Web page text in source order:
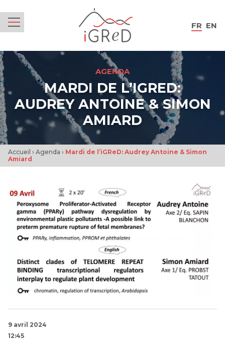
FR EN
AGENDA
MARDI DE L’IGRED:
AUDREY ANTOINE & SIMON
AMIARD
Accueil › Agenda › Mardi de l’iGReD: Audrey Antoine & Simon
Amiard
9 avril 2024
12:45